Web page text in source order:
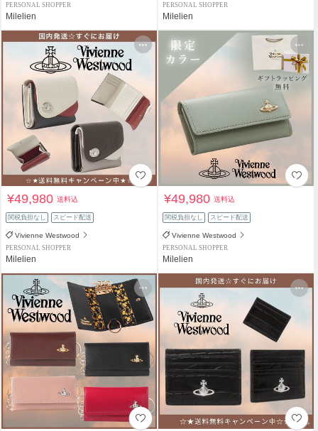
PERSONAL SHOPPER
Milelien
PERSONAL SHOPPER
Milelien
¥49,980送料込
関税負担なし スピード配送
Vivienne Westwood
PERSONAL SHOPPER
Milelien
¥49,980送料込
関税負担なし スピード配送
Vivienne Westwood
PERSONAL SHOPPER
Milelien